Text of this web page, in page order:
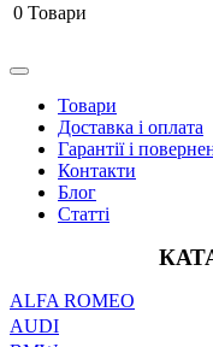
0 Товари
Товари
Доставка і оплата
Гарантії і
Контакти
Блог
Статті
ALFA ROMEO
AUDI